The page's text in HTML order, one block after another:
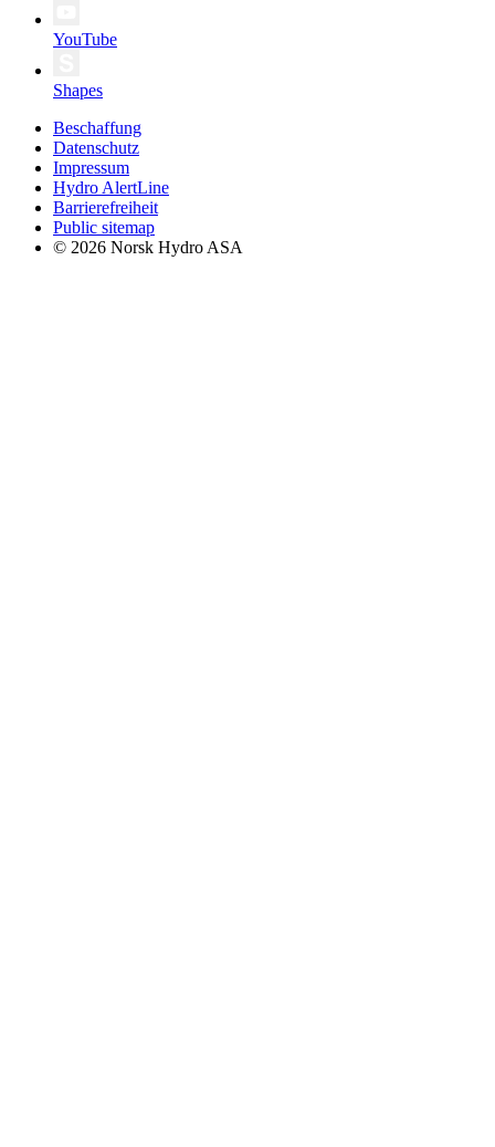
YouTube
Shapes
Beschaffung
Datenschutz
Impressum
Hydro AlertLine
Barrierefreiheit
Public sitemap
© 2026 Norsk Hydro ASA